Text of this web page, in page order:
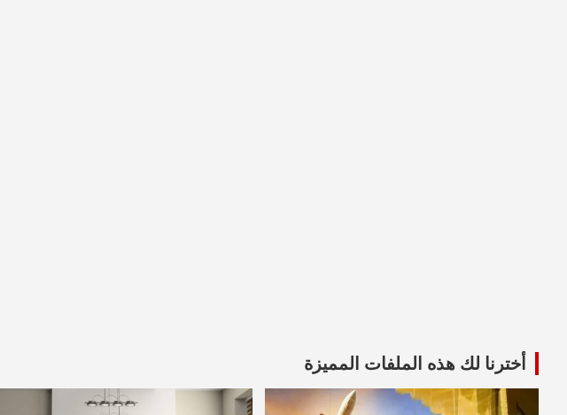
أخترنا لك هذه الملفات المميزة